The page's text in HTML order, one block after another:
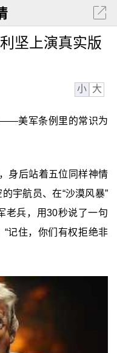
坚上演真实版
小 大
美军条例里的常识为
身后站着五位同样神情
宇航员、在“沙漠风暴”
老兵，用30秒说了一句
记住，你们有权拒绝非